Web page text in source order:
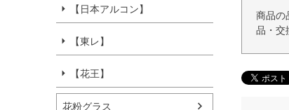
【日本アルコン】
【東レ】
【花王】
花粉グラス
商品の
品・交